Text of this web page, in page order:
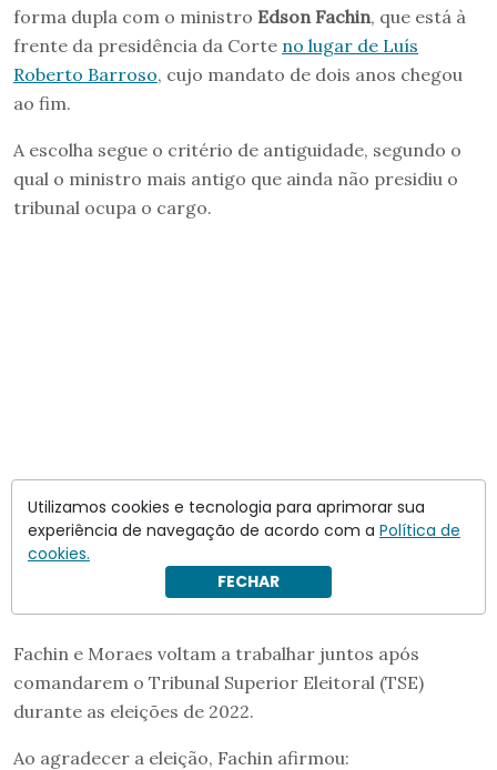
forma dupla com o ministro Edson Fachin, que está à
frente da presidência da Corte no lugar de Luís
Roberto Barroso, cujo mandato de dois anos chegou
ao fim.
A escolha segue o critério de antiguidade, segundo o
qual o ministro mais antigo que ainda não presidiu o
tribunal ocupa o cargo.
Fachin e Moraes voltam a trabalhar juntos após
comandarem o Tribunal Superior Eleitoral (TSE)
durante as eleições de 2022.
Ao agradecer a eleição, Fachin afirmou:
Utilizamos cookies e tecnologia para aprimorar sua
experiência de navegação de acordo com a Política de
cookies.
FECHAR